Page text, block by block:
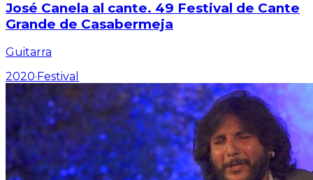
José Canela al cante. 49 Festival de Cante
Grande de Casabermeja
Guitarra
2020·Festival